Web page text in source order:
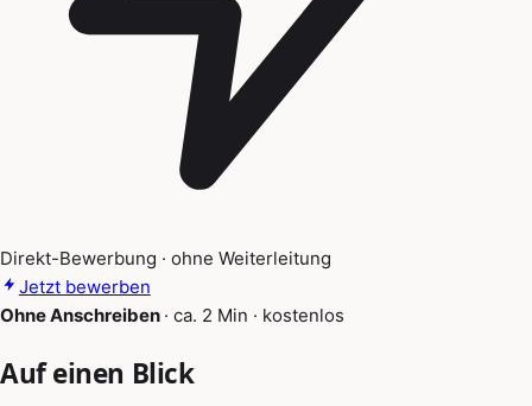
Direkt-Bewerbung · ohne Weiterleitung
Jetzt bewerben
Ohne Anschreiben · ca. 2 Min · kostenlos
Auf einen Blick